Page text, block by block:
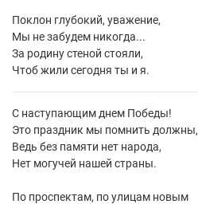
Поклон глубокий, уважение,
Мы не забудем никогда...
За родину стеной стояли,
Чтоб жили сегодня ты и я.
С наступающим днем Победы!
Это праздник мы помнить должны,
Ведь без памяти нет народа,
Нет могучей нашей страны.
По проспектам, по улицам новым